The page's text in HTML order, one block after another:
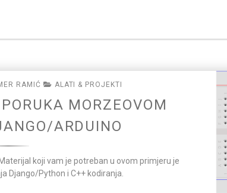
RAMIĆ ALATI & PROJEKTI
MORZEOVOM
ARDUINO
koji vam je potreban u ovom primjeru je
Django/Python i C++ kodiranja.